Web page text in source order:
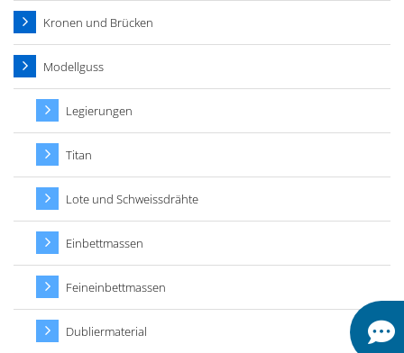
Kronen und Brücken
Modellguss
Legierungen
Titan
Lote und Schweissdrähte
Einbettmassen
Feineinbettmassen
Dubliermaterial